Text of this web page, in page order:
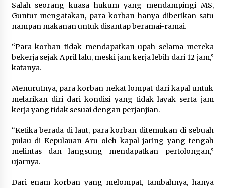
Salah seorang kuasa hukum yang mendampingi MS,
Guntur mengatakan, para korban hanya diberikan satu
nampan makanan untuk disantap beramai-ramai.
“Para korban tidak mendapatkan upah selama mereka
bekerja sejak April lalu, meski jam kerja lebih dari 12 jam,”
katanya.
Menurutnya, para korban nekat lompat dari kapal untuk
melarikan diri dari kondisi yang tidak layak serta jam
kerja yang tidak sesuai dengan perjanjian.
“Ketika berada di laut, para korban ditemukan di sebuah
pulau di Kepulauan Aru oleh kapal jaring yang tengah
melintas dan langsung mendapatkan pertolongan,”
ujarnya.
Dari enam korban yang melompat, tambahnya, hanya